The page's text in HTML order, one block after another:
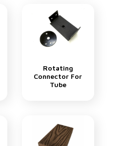
Rotating
Connector For
Tube